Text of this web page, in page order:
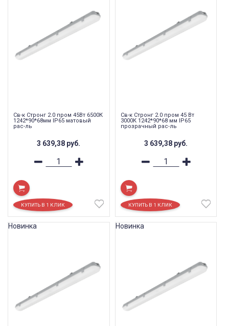
Св-к Стронг 2.0 пром 45Вт 6500К
1242*90*68мм IP65 матовый
рас-ль
3 639,38 руб.
Св-к Стронг 2.0 пром 45 Вт
3000К 1242*90*68 мм IP65
прозрачный рас-ль
3 639,38 руб.
Новинка Новинка